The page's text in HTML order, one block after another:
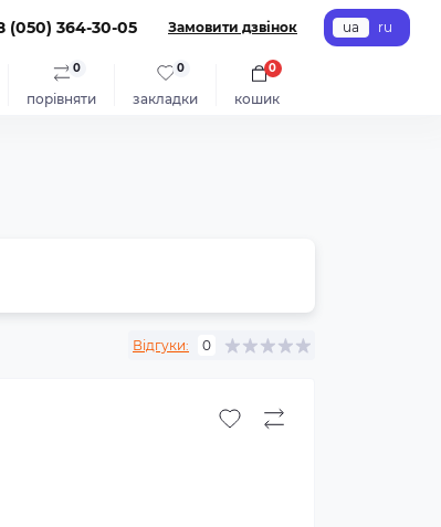
(050) 364-30-05 Замовити дзвінок ua ru
порівняти
0
закладки
0
кошик
0
Відгуки: 0